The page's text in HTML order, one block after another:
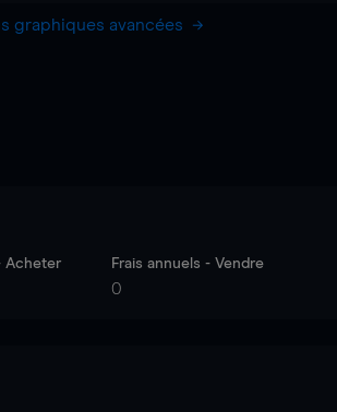
graphiques avancées
Acheter Frais annuels - Vendre
0